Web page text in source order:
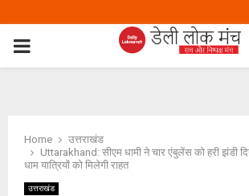
PRIMARY
Home
उत्तराखंड
Uttarakhand: सीएम धामी ने चार एंबुलेंस को हरी झंडी
धाम यात्रियों को मिलेगी राहत
उत्तराखंड